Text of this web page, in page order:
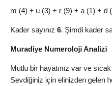
m (4) + u (3) + r (9) + a (1) + d
Kader sayınız 6. Şimdi kader
Muradiye Numeroloji Analizi
Mutlu bir hayatınız var ve
Sevdiğiniz için elinizden gelen